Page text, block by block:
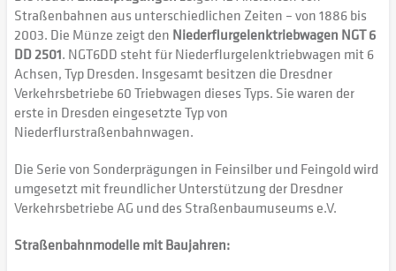
Straßenbahnen aus unterschiedlichen Zeiten – von 1886 bis
2003. Die Münze zeigt den Niederflurgelenktriebwagen NGT 6
DD 2501. NGT6DD steht für Niederflurgelenktriebwagen mit 6
Achsen, Typ Dresden. Insgesamt besitzen die Dresdner
Verkehrsbetriebe 60 Triebwagen dieses Typs. Sie waren der
erste in Dresden eingesetzte Typ von
Niederflurstraßenbahnwagen.
Die Serie von Sonderprägungen in Feinsilber und Feingold wird
umgesetzt mit freundlicher Unterstützung der Dresdner
Verkehrsbetriebe AG und des Straßenbaumuseums e.V.
Straßenbahnmodelle mit Baujahren: